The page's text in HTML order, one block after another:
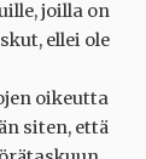
joilla on
ellei ole
oikeutta
siten, että